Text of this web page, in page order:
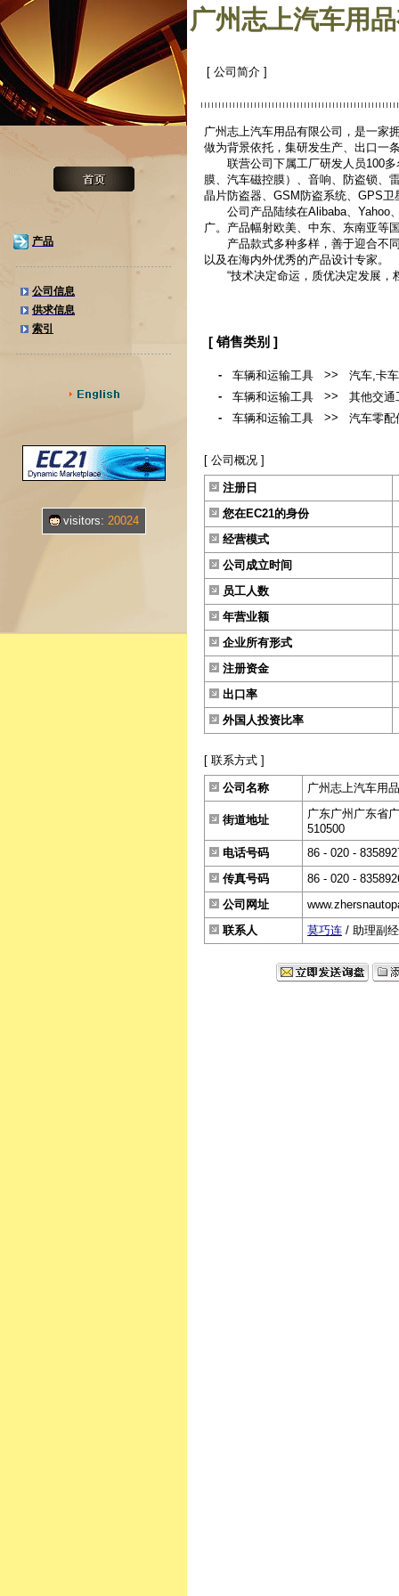
产品
公司信息
供求信息
索引
visitors: 20024
广州志上汽车用
[ 公司简介 ]
广州志上汽车用品有限公司，是一家
做为背景依托，集研发生产、出口一
联营公司下属工厂研发人员100多
膜、汽车磁控膜）、音响、防盗锁、
晶片防盗器、GSM防盗系统、GPS
公司产品陆续在Alibaba、Yahoo、
广。产品幅射欧美、中东、东南亚等
产品款式多种多样，善于迎合不同
以及在海内外优秀的产品设计专家。
“技术决定命运，质优决定发展，
[ 销售类别 ]
- 车辆和运输工具 >>
汽车,卡
-
车辆和运输工具 >>
其他交通
-
车辆和运输工具 >> 汽车零配
[ 公司概况 ]
注册日
您在EC21的身份
经营模式
公司成立时间
员工人数
年营业额
企业所有形式
注册资金
出口率
外国人投资比率
[ 联系方式 ]
公司名称 广州志上汽车用
街道地址
广东广州广东省
510500
电话号码
86 - 020 -
传真号码
86 - 020 -
公司网址
联系人
莫巧连 / 助理副